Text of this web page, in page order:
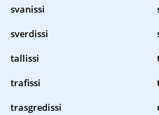
svanissi
sverdissi
tallissi
trafissi
trasgredissi